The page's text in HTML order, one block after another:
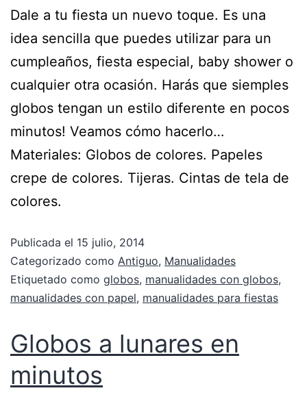
Dale a tu fiesta un nuevo toque. Es una
idea sencilla que puedes utilizar para un
cumpleaños, fiesta especial, baby shower o
cualquier otra ocasión. Harás que siemples
globos tengan un estilo diferente en pocos
minutos! Veamos cómo hacerlo…
Materiales: Globos de colores. Papeles
crepe de colores. Tijeras. Cintas de tela de
colores.
Publicada el 15 julio, 2014
Categorizado como Antiguo, Manualidades
Etiquetado como globos, manualidades con globos,
manualidades con papel, manualidades para fiestas
Globos a lunares en
minutos